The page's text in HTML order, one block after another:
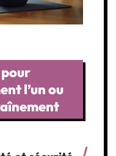
l’un ou